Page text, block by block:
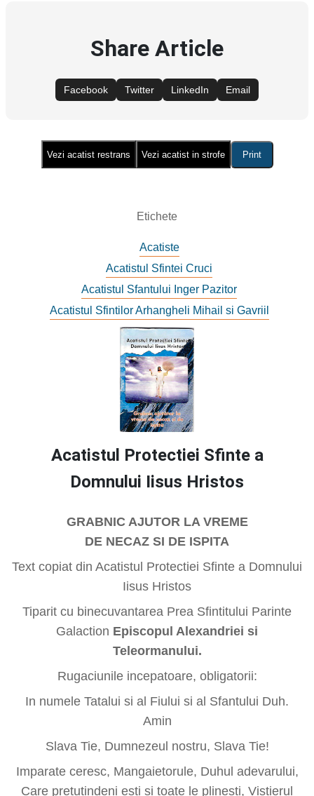
Share Article
Facebook Twitter LinkedIn Email
Vezi acatist restrans Vezi acatist in strofe Print
Etichete
Acatiste
Acatistul Sfintei Cruci
Acatistul Sfantului Inger Pazitor
Acatistul Sfintilor Arhangheli Mihail si Gavriil
Acatistul Protectiei Sfinte a
Domnului Iisus Hristos
GRABNIC AJUTOR LA VREME
DE NECAZ SI DE ISPITA
Text copiat din Acatistul Protectiei Sfinte a Domnului
Iisus Hristos
Tiparit cu binecuvantarea Prea Sfintitului Parinte
Galaction Episcopul Alexandriei si
Teleormanului.
Rugaciunile incepatoare, obligatorii:
In numele Tatalui si al Fiului si al Sfantului Duh.
Amin
Slava Tie, Dumnezeul nostru, Slava Tie!
Imparate ceresc, Mangaietorule, Duhul adevarului,
Care pretutindeni esti si toate le plinesti, Vistierul